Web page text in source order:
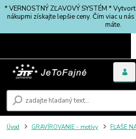
* VERNOSTNÝ ZĽAVOVÝ SYSTÉM *
nákupmi získajte lepšie ceny. Čím viac u
máte.
Úvod GRAVÍROVANIE - motívy FĽAŠE